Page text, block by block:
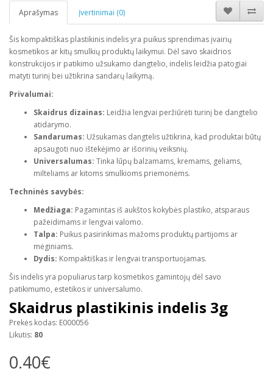
Aprašymas Įvertinimai (0)
Šis kompaktiškas plastikinis indelis yra puikus sprendimas įvairių
kosmetikos ar kitų smulkių produktų laikymui. Dėl savo skaidrios
konstrukcijos ir patikimo užsukamo dangtelio, indelis leidžia patogiai
matyti turinį bei užtikrina sandarų laikymą.
Privalumai:
Skaidrus dizainas: Leidžia lengvai peržiūrėti turinį be dangtelio
atidarymo.
Sandarumas: Užsukamas dangtelis užtikrina, kad produktai būtų
apsaugoti nuo ištekėjimo ar išorinių veiksnių.
Universalumas: Tinka lūpų balzamams, kremams, geliams,
milteliams ar kitoms smulkioms priemonėms.
Techninės savybės:
Medžiaga: Pagamintas iš aukštos kokybės plastiko, atsparaus
pažeidimams ir lengvai valomo.
Talpa: Puikus pasirinkimas mažoms produktų partijoms ar
mėginiams.
Dydis: Kompaktiškas ir lengvai transportuojamas.
Šis indelis yra populiarus tarp kosmetikos gamintojų dėl savo
patikimumo, estetikos ir universalumo.
Skaidrus plastikinis indelis 3g
Prekės kodas: E000056
Likutis: 80
0.40€